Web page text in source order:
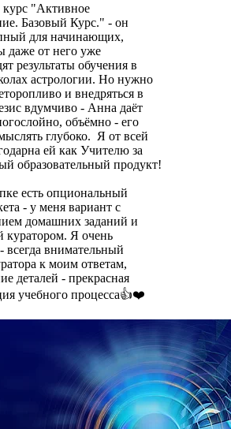
"Активное
Базовый Курс." - он
для начинающих,
даже от него уже
результаты обучения в
астрологии. Но нужно
и внедряться в
вдумчиво - Анна даёт
объёмно - его
глубоко. Я от всей
ей как Учителю за
образовательный продукт!
есть опциональный
- у меня вариант с
домашних заданий и
куратором. Я очень
всегда внимательный
к моим ответам,
деталей - прекрасная
учебного процесса👍❤️